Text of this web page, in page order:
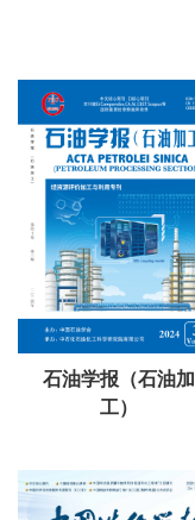
石油学报（石油加
工）